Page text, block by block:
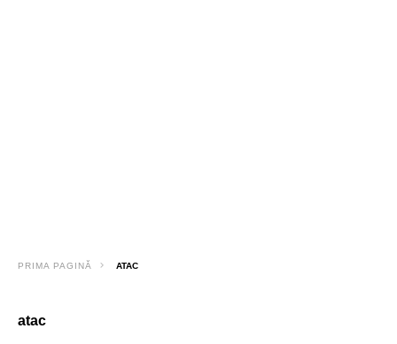
PRIMA PAGINĂ ATAC
atac